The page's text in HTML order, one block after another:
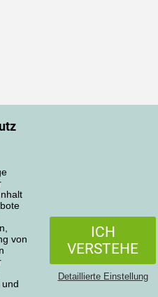
von
ICH
VERSTEHE
Detaillierte Einstellung